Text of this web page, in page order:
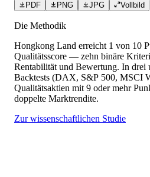
PDF PNG JPG Vollbild
Die Methodik
Hongkong Land erreicht 1 von 10
Qualitätsscore — zehn binäre
Rentabilität und Bewertung. In drei
Backtests (DAX, S&P 500, MSCI
Qualitätsaktien mit 9 oder mehr
doppelte Marktrendite.
Zur wissenschaftlichen Studie